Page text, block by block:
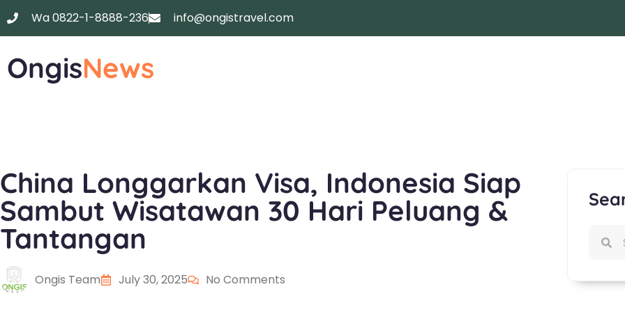
Wa 0822-1-8888-236 info@ongistravel.com
OngisNews
China Longgarkan Visa, Indonesia Siap
Sambut Wisatawan 30 Hari Peluang &
Tantangan
Ongis Team July 30, 2025 No Comments